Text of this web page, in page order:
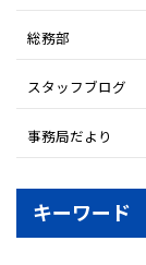
総務部
スタッフブログ
事務局だより
キーワード